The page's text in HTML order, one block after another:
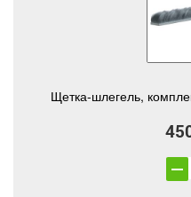
Щетка-шлегель,